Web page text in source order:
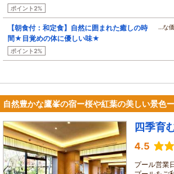
ポイント2%
【朝食付：和定食】自然に囲まれた癒しの時
間★目覚めの体に優しい味★
ポイント2%
…な
自然豊かな鷹峯の宿ー桜や紅葉の美しい景色ー
四季育
4.5
プール営業